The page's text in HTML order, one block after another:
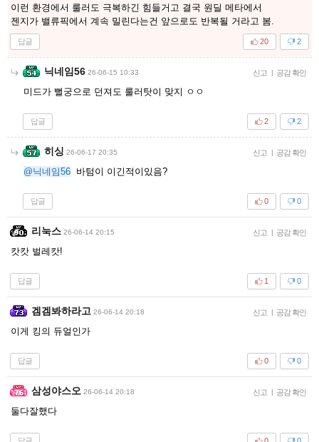
이런 환경에서 룰러도 극복하긴 힘들거고 결국 원딜 메타에서
젠지가 밸류픽에서 계속 밀린다는건 앞으로도 반복될 거라고 봄.
답글 2
20
닉네임56 26-06-15 10:33 신고 | 공감 확인
미드가 뻘궁으로 던져도 룰러탓이 맞지 ㅇㅇ
답글 2
2
히싱 26-06-17 20:35 신고 | 공감 확인
@닉네임56 바텀이 이긴적이있음?
답글 0
0
리눅스 26-06-14 20:15 신고 | 공감 확인
캇캇 벌레캇!
답글 0
1
겜겜봐하라고 26-06-14 20:18 신고 | 공감 확인
이게 킹의 듀얼인가
답글 0
0
삼성야스오 26-06-14 20:18 신고 | 공감 확인
둘다잘했다